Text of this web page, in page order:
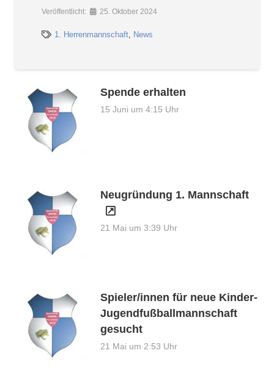
Veröffentlicht: 25. Oktober 2024
1. Herrenmannschaft News
Spende erhalten
15 Juni um 4:15 Uhr
Neugründung 1. Mannschaft
21 Mai um 3:39 Uhr
Spieler/innen für neue Kinder-
Jugendfußballmannschaft
gesucht
21 Mai um 2:53 Uhr